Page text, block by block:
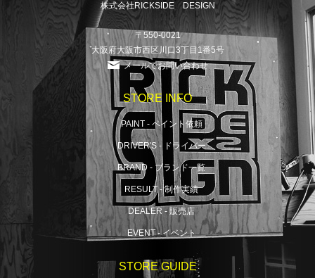
株式会社RICKSIDE DESIGN
〒550-0021
大阪府大阪市西区川口3丁目1番5号
メールでお問い合わせ
STORE INFO
PAINT - ペイント依頼
DRIVER'S - ドライバー
BRAND - ブランド一覧
RESULT - 制作実績
DEALER - 販売店
EVENT - イベント
STORE GUIDE